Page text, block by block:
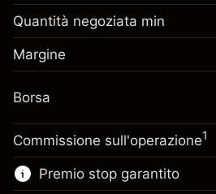
investimento
Adeguamento
finanziamento
overnight
Dimensione dell'operazione
Denaro da leva ~AED
Margine. Il tuo
investimento
overnight
Oneri per l'intero valore
della posizione
Dimensione dell'operazione
Quantità negoziata min
Margine
Borsa
Commissione sull'operazione1
Premio stop garantito